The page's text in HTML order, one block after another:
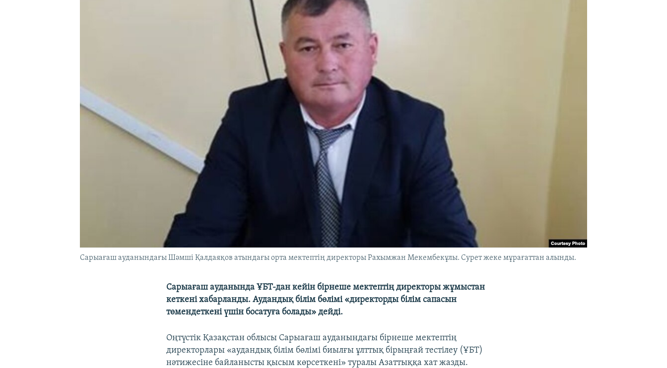
Сарыағаш ауданындағы Шәмші Қалдаяқов атындағы орта мектептің директоры Рахымжан Мекембекұлы. Сурет жеке мұрағаттан алынды.
Сарыағаш ауданында ҰБТ-дан кейін бірнеше мектептің директоры жұмыстан
кеткені хабарланды. Аудандық білім бөлімі «директорды білім сапасын
төмендеткені үшін босатуға болады» дейді.
Оңтүстік Қазақстан облысы Сарыағаш ауданындағы бірнеше мектептің
директорлары «аудандық білім бөлімі биылғы ұлттық бірыңғай тестілеу (ҰБТ)
нәтижесіне байланысты қысым көрсеткені» туралы Азаттыққа хат жазды.